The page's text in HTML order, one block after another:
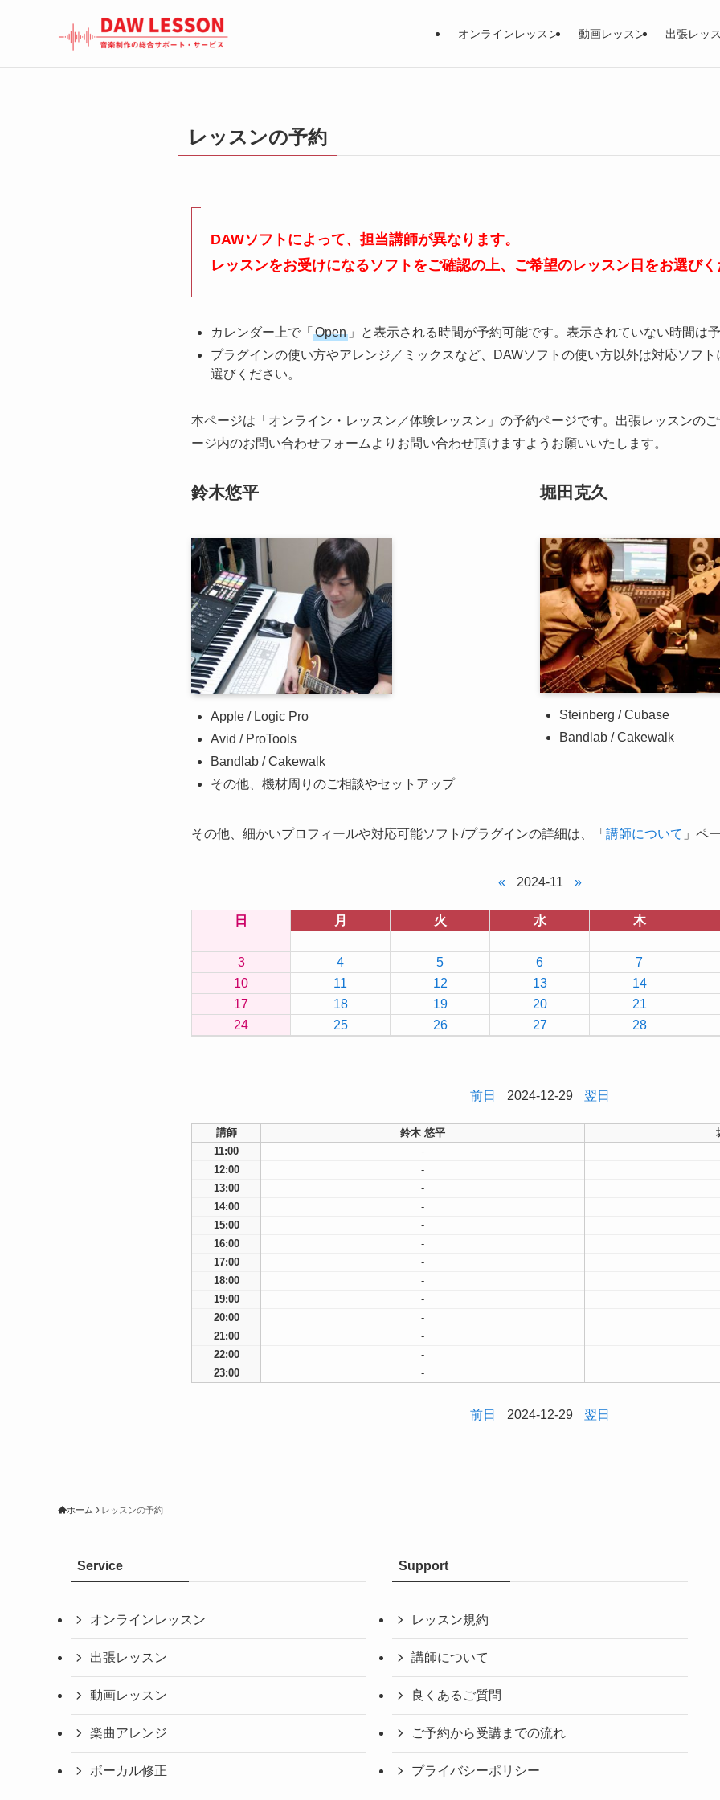
オンラインレッスン 動画レッスン 出張レッ
レッスンの予約
DAWソフトによって、担当講師が異なります。
レッスンをお受けになるソフトをご確認の上、ご希望のレッスン日をお選びく
カレンダー上で「 Open 」と表示される時間が予約可能です。表示されていない時間は
プラグインの使い方やアレンジ／ミックスなど、DAWソフトの使い方以外は対応ソフ
選びください。
本ページは「オンライン・レッスン／体験レッスン」の予約ページです。出張レッスンのご
ージ内のお問い合わせフォームよりお問い合わせ頂けますようお願いいたします。
鈴木悠平
Apple / Logic Pro
Avid / ProTools
Bandlab / Cakewalk
その他、機材周りのご相談やセットアップ
堀田克久
Steinberg / Cubase
Bandlab / Cakewalk
その他、細かいプロフィールや対応可能ソフト/プラグインの詳細は、「 講師について 」ペ
« 2024-11 »
日 月 火 水 木
3
4 5 6 7
10
11 12 13 14
17
18 19 20 21
24
25 26 27 28
前日 2024-12-29 翌日
講師 鈴木 悠平
11:00
-
12:00
-
13:00
-
14:00
-
15:00
-
16:00
-
17:00
-
18:00
-
19:00
-
20:00
-
21:00
-
22:00
-
23:00
-
前日 2024-12-29 翌日
ホーム レッスンの予約
Service
オンラインレッスン
出張レッスン
動画レッスン
楽曲アレンジ
ボーカル修正
Support
レッスン規約
講師について
良くあるご質問
ご予約から受講までの流れ
プライバシーポリシー